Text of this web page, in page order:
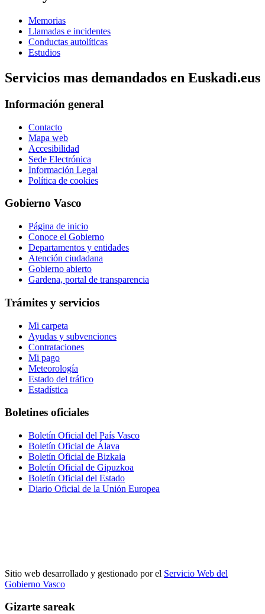
Memorias
Llamadas e incidentes
Conductas autolíticas
Estudios
Servicios mas demandados en Euskadi.eus
Información general
Contacto
Mapa web
Accesibilidad
Sede Electrónica
Información Legal
Política de cookies
Gobierno Vasco
Página de inicio
Conoce el Gobierno
Departamentos y entidades
Atención ciudadana
Gobierno abierto
Gardena, portal de transparencia
Trámites y servicios
Mi carpeta
Ayudas y subvenciones
Contrataciones
Mi pago
Meteorología
Estado del tráfico
Estadística
Boletines oficiales
Boletín Oficial del País Vasco
Boletín Oficial de Álava
Boletín Oficial de Bizkaia
Boletín Oficial de Gipuzkoa
Boletín Oficial del Estado
Diario Oficial de la Unión Europea
Sitio web desarrollado y gestionado por el Servicio Web del
Gobierno Vasco
Gizarte sareak